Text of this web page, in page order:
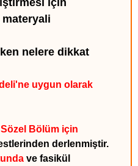
materyali
nelere dikkat
uygun olarak
Sözel Bölüm için
derlenmiştir.
ve fasikül